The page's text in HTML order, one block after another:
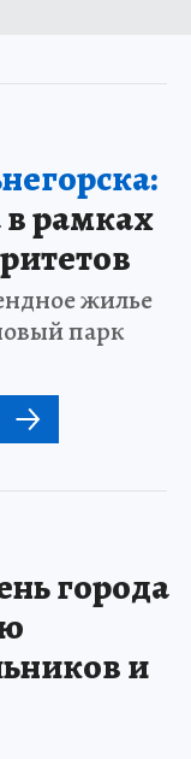
рамках
жилье
парк
города
и